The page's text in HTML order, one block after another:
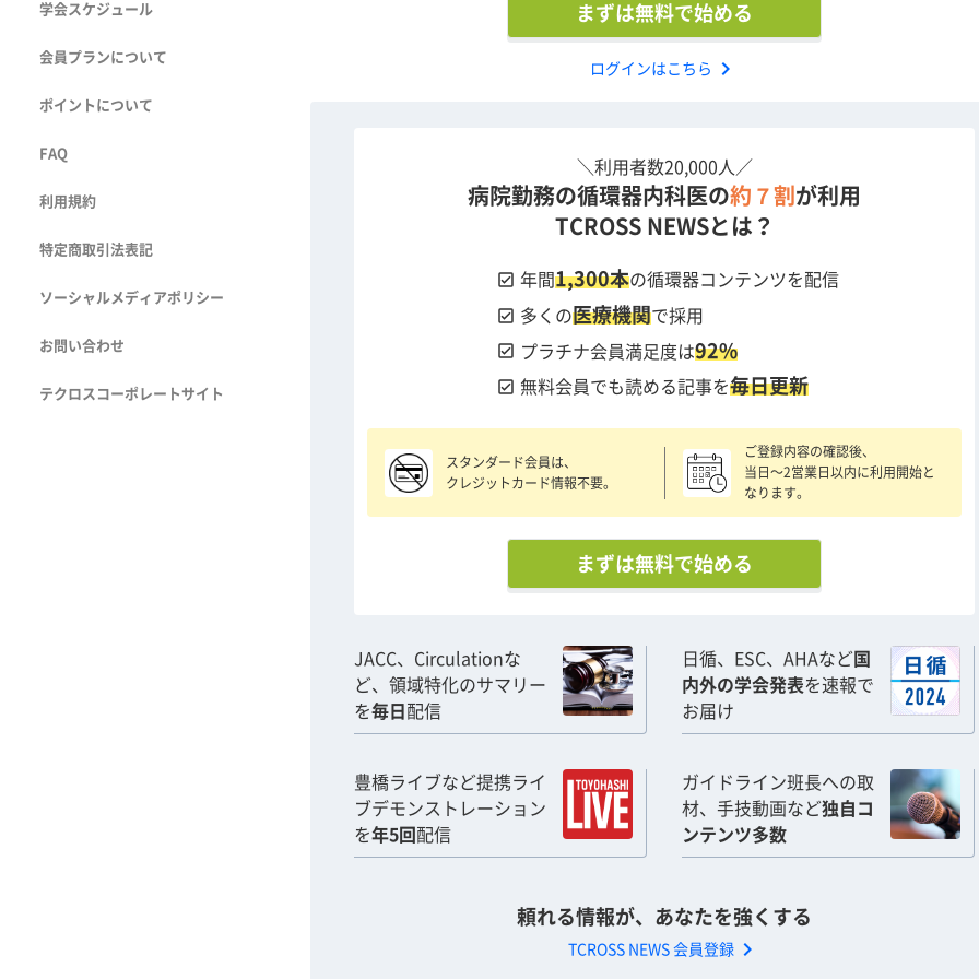
学会スケジュール
会員プランについて
ポイントについて
FAQ
利用規約
特定商取引法表記
ソーシャルメディアポリシー
お問い合わせ
テクロスコーポレートサイト
まずは無料で始める
ログインはこちら chevron_right
＼利用者数20,000人／
病院勤務の循環器内科医の約７割 が利用
TCROSS NEWSとは？
check_box 年間1,300本の循環器コンテンツを配信
check_box 多くの医療機関で採用
check_box プラチナ会員満足度は92%
check_box 無料会員でも読める記事を毎日更新
スタンダード会員は、
クレジットカード情報不要。
ご登録内容の確認後、
当日〜2営業日以内に利用開始と
なります。
まずは無料で始める
JACC、Circulationな
ど、領域特化のサマリー
を毎日 配信
日循、ESC、AHAなど国
内外の学会発表を速報で
お届け
豊橋ライブなど提携ライ
ブデモンストレーション
を年5回 配信
ガイドライン班長への取
材、手技動画など独自コ
ンテンツ多数
頼れる情報が、あなたを強くする
TCROSS NEWS 会員登録 chevron_right